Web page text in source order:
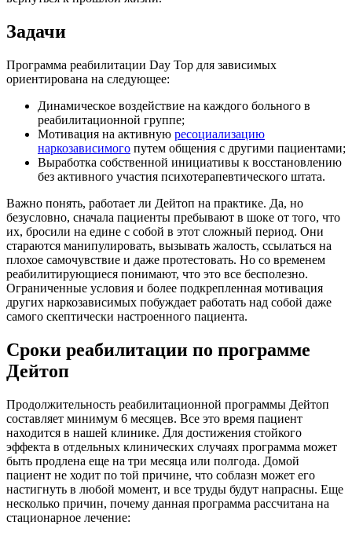
Задачи
Программа реабилитации Day Top для зависимых
ориентирована на следующее:
Динамическое воздействие на каждого больного в
реабилитационной группе;
Мотивация на активную ресоциализацию
наркозависимого путем общения с другими пациентами;
Выработка собственной инициативы к восстановлению
без активного участия психотерапевтического штата.
Важно понять, работает ли Дейтоп на практике. Да, но
безусловно, сначала пациенты пребывают в шоке от того, что
их, бросили на едине с собой в этот сложный период. Они
стараются манипулировать, вызывать жалость, ссылаться на
плохое самочувствие и даже протестовать. Но со временем
реабилитирующиеся понимают, что это все бесполезно.
Ограниченные условия и более подкрепленная мотивация
других наркозависимых побуждает работать над собой даже
самого скептически настроенного пациента.
Сроки реабилитации по программе
Дейтоп
Продолжительность реабилитационной программы Дейтоп
составляет минимум 6 месяцев. Все это время пациент
находится в нашей клинике. Для достижения стойкого
эффекта в отдельных клинических случаях программа может
быть продлена еще на три месяца или полгода. Домой
пациент не ходит по той причине, что соблазн может его
настигнуть в любой момент, и все труды будут напрасны. Еще
несколько причин, почему данная программа рассчитана на
стационарное лечение: